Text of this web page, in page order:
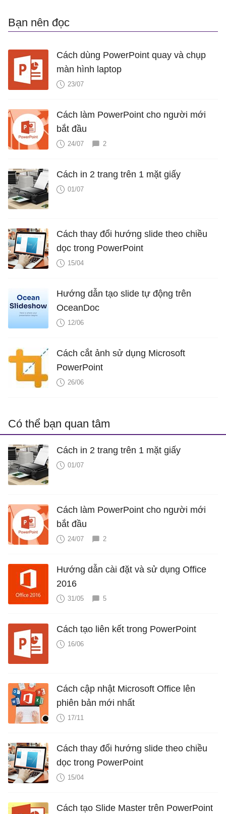
Bạn nên đọc
Cách dùng PowerPoint quay và chụp
màn hình laptop
23/07
Cách làm PowerPoint cho người mới
bắt đầu
24/07 2
Cách in 2 trang trên 1 mặt giấy
01/07
Cách thay đổi hướng slide theo chiều
dọc trong PowerPoint
15/04
Hướng dẫn tạo slide tự động trên
OceanDoc
12/06
Cách cắt ảnh sử dụng Microsoft
PowerPoint
26/06
Có thể bạn quan tâm
Cách in 2 trang trên 1 mặt giấy
01/07
Cách làm PowerPoint cho người mới
bắt đầu
24/07 2
Hướng dẫn cài đặt và sử dụng Office
2016
31/05 5
Cách tạo liên kết trong PowerPoint
16/06
Cách cập nhật Microsoft Office lên
phiên bản mới nhất
17/11
Cách thay đổi hướng slide theo chiều
dọc trong PowerPoint
15/04
Cách tạo Slide Master trên PowerPoint